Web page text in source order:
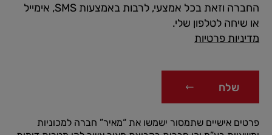
החברה וזאת בכל אמצעי, לרבות באמצעות SMS, אימייל
או שיחה לטלפון שלי.
מדיניות פרטיות
שלח
פרטים אישיים שתמסור ישמשו את “מאיר” חברה למכוניות